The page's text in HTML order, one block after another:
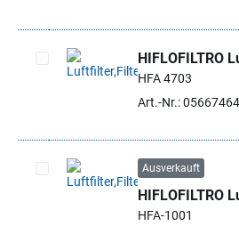
Artikel auswählen
HIFLOFILTRO
HFA 4703
Art.-Nr.: 05667464
Artikel auswählen
Ausverkauft
HIFLOFILTRO
HFA-1001